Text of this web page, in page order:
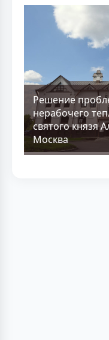
Решение
нерабочего
святого князя
Москва